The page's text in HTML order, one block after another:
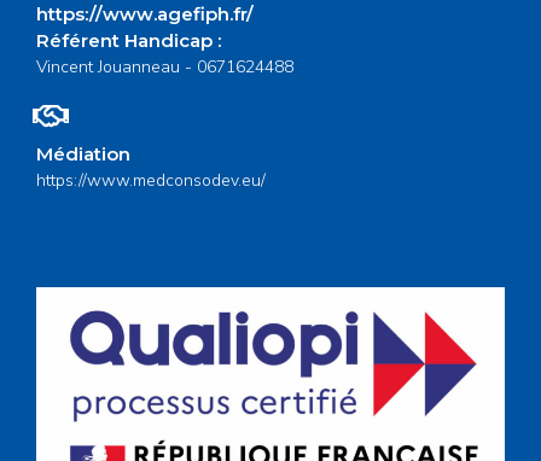
https://www.agefiph.fr/
Référent Handicap :
Vincent Jouanneau - 0671624488
Médiation
https://www.medconsodev.eu/